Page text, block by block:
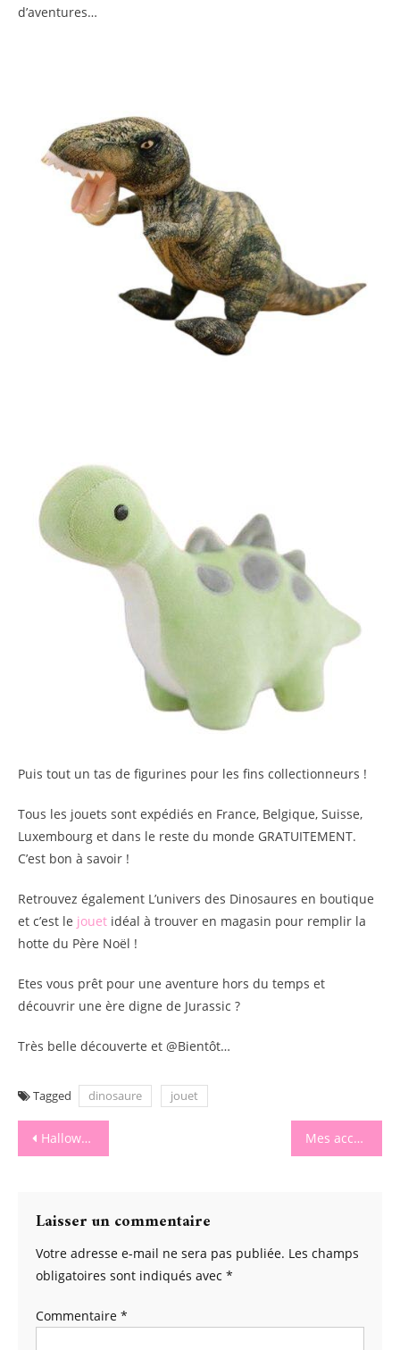
d’aventures…
Puis tout un tas de figurines pour les fins collectionneurs !
Tous les jouets sont expédiés en France, Belgique, Suisse,
Luxembourg et dans le reste du monde GRATUITEMENT.
C’est bon à savoir !
Retrouvez également L’univers des Dinosaures en boutique
et c’est le jouet idéal à trouver en magasin pour remplir la
hotte du Père Noël !
Etes vous prêt pour une aventure hors du temps et
découvrir une ère digne de Jurassic ?
Très belle découverte et @Bientôt…
Tagged dinosaure jouet
Navigation
de
l’article
Halloween s’invite à la maison ! Mes accessoires pour cet automne.
Laisser un commentaire
Votre adresse e-mail ne sera pas publiée. Les champs
obligatoires sont indiqués avec *
Commentaire *